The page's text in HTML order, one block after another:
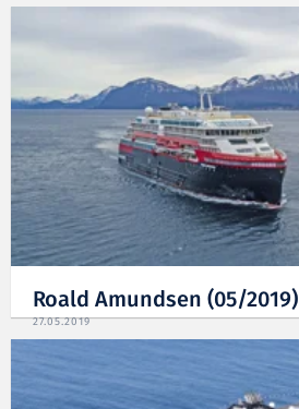
Roald Amundsen (05/2019)
27.05.2019